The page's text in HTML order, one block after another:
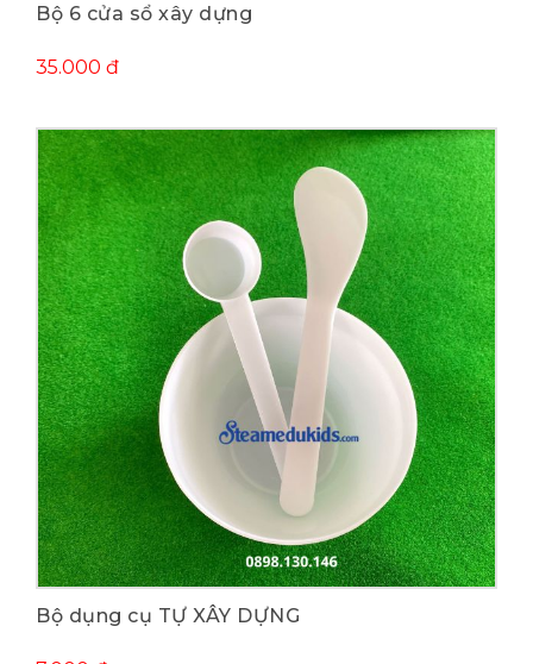
Mua ngay
Bộ 6 cửa sổ xây dựng
35.000 đ
Mua ngay
Bộ dụng cụ TỰ XÂY DỰNG